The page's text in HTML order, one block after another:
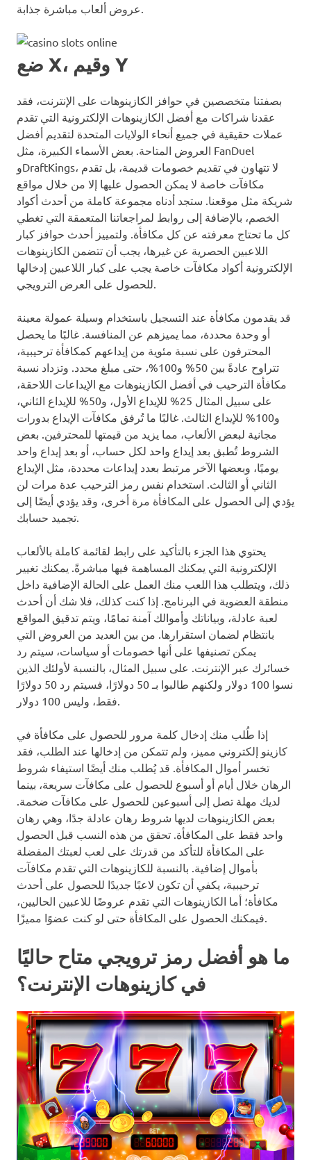
عروض ألعاب مباشرة جذابة.
ضع X، وقيم Y
بصفتنا متخصصين في حوافز الكازينوهات على الإنترنت، فقد
عقدنا شراكات مع أفضل الكازينوهات الإلكترونية التي تقدم
عملات حقيقية في جميع أنحاء الولايات المتحدة لتقديم أفضل
العروض المتاحة. بعض الأسماء الكبيرة، مثل FanDuel
وDraftKings، لا تتهاون في تقديم خصومات قديمة، بل تقدم
مكافآت خاصة لا يمكن الحصول عليها إلا من خلال مواقع
شريكة مثل موقعنا. ستجد أدناه مجموعة كاملة من أحدث أكواد
الخصم، بالإضافة إلى روابط لمراجعاتنا المتعمقة التي تغطي
كل ما تحتاج معرفته عن كل مكافأة. ولتمييز أحدث حوافز كبار
اللاعبين الحصرية عن غيرها، يجب أن تتضمن الكازينوهات
الإلكترونية أكواد مكافآت خاصة يجب على كبار اللاعبين إدخالها
للحصول على العرض الترويجي.
قد يقدمون مكافأة عند التسجيل باستخدام وسيلة عمولة معينة
أو وحدة محددة، مما يميزهم عن المنافسة. غالبًا ما يحصل
المحترفون على نسبة مئوية من إيداعهم كمكافأة ترحيبية،
تتراوح عادةً بين 50% و100%، حتى مبلغ محدد. وتزداد نسبة
مكافأة الترحيب في أفضل الكازينوهات مع الإيداعات اللاحقة،
على سبيل المثال 25% للإيداع الأول، و50% للإيداع الثاني،
و100% للإيداع الثالث. غالبًا ما تُرفق مكافآت الإيداع بدورات
مجانية لبعض الألعاب، مما يزيد من قيمتها للمحترفين. بعض
الشروط تُطبق بعد إيداع واحد لكل حساب، أو بعد إيداع واحد
يوميًا، وبعضها الآخر مرتبط بعدد إيداعات محددة، مثل الإيداع
الثاني أو الثالث. استخدام نفس رمز الترحيب عدة مرات لن
يؤدي إلى الحصول على المكافأة مرة أخرى، وقد يؤدي أيضًا إلى
تجميد حسابك.
يحتوي هذا الجزء بالتأكيد على رابط لقائمة كاملة بالألعاب
الإلكترونية التي يمكنك المساهمة فيها مباشرةً. يمكنك تغيير
ذلك، ويتطلب هذا اللعب منك العمل على الحالة الإضافية داخل
منطقة العضوية في البرنامج. إذا كنت كذلك، فلا شك أن أحدث
لعبة عادلة، وبياناتك وأموالك آمنة تمامًا، ويتم تدقيق المواقع
بانتظام لضمان استقرارها. من بين العديد من العروض التي
يمكن تصنيفها على أنها خصومات أو سياسات، سيتم رد
خسائرك عبر الإنترنت. على سبيل المثال، بالنسبة لأولئك الذين
نسوا 100 دولار ولكنهم طالبوا بـ 50 دولارًا، فسيتم رد 50 دولارًا
فقط، وليس 100 دولار.
إذا طُلب منك إدخال كلمة مرور للحصول على مكافأة في
كازينو إلكتروني مميز، ولم تتمكن من إدخالها عند الطلب، فقد
تخسر أموال المكافأة. قد يُطلب منك أيضًا استيفاء شروط
الرهان خلال أيام أو أسبوع للحصول على مكافآت سريعة، بينما
لديك مهلة تصل إلى أسبوعين للحصول على مكافآت ضخمة.
بعض الكازينوهات لديها شروط رهان عادلة جدًا، وهي رهان
واحد فقط على المكافأة. تحقق من هذه النسب قبل الحصول
على المكافأة للتأكد من قدرتك على لعب لعبتك المفضلة
بأموال إضافية. بالنسبة للكازينوهات التي تقدم مكافآت
ترحيبية، يكفي أن تكون لاعبًا جديدًا للحصول على أحدث
مكافأة؛ أما الكازينوهات التي تقدم عروضًا للاعبين الحاليين،
فيمكنك الحصول على المكافأة حتى لو كنت عضوًا مميزًا.
ما هو أفضل رمز ترويجي متاح حاليًا
في كازينوهات الإنترنت؟